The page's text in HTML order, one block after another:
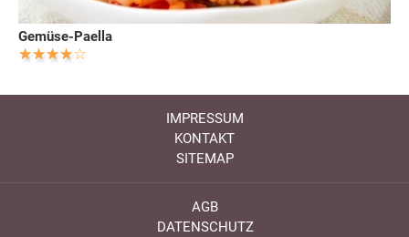
Gemüse-Paella
IMPRESSUM
KONTAKT
SITEMAP
AGB
DATENSCHUTZ